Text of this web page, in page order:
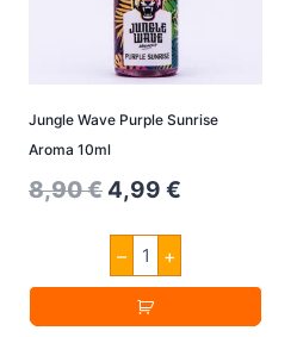
Jungle Wave Purple Sunrise
Aroma 10ml
8,90€ Original
was:
8,90 €.
4,99 €
4,99 €.
–
Jungle
Wave
Purple
Sunrise
Aroma
+